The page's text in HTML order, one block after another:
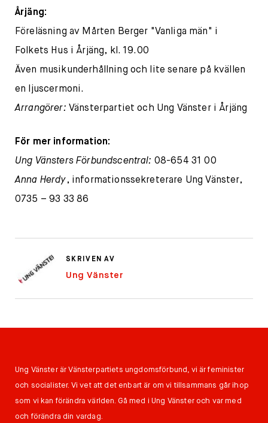
Årjäng:
Föreläsning av Mårten Berger "Vanliga män" i
Folkets Hus i Årjäng, kl. 19.00
Även musikunderhållning och lite senare på kvällen
en ljuscermoni.
Arrangörer: Vänsterpartiet och Ung Vänster i Årjäng
För mer information:
Ung Vänsters Förbundscentral: 08-654 31 00
Anna Herdy, informationssekreterare Ung Vänster,
0735 – 93 33 86
SKRIVEN AV
Ung Vänster
Ung Vänster är Vänsterpartiets ungdomsförbund, vi är feminister
och socialister. Vi vet att det enbart är om vi tillsammans går ihop
som vi kan förändra världen. Gå med i Ung Vänster och var med
och förändra din vardag.